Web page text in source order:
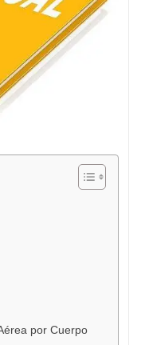
por Cuerpo